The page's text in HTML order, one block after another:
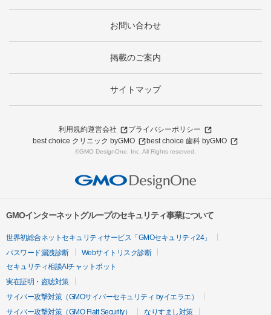
お問い合わせ
掲載のご案内
サイトマップ
利用規約運営会社
プライバシーポリシー
best choice クリニック byGMO
best choice 歯科 byGMO
©GMO DesignOne, Inc. All Rights reserved.
GMOインターネットグループのセキュリティ事業について
世界初総合ネットセキュリティサービス「GMOセキュリティ24」
パスワード漏洩診断
Webサイトリスク診断
セキュリティ相談AIチャットボット
実在証明・盗聴対策
サイバー攻撃対策（GMOサイバーセキュリティ byイエラエ）
サイバー攻撃対策（GMO Flatt Security）
なりすまし対策